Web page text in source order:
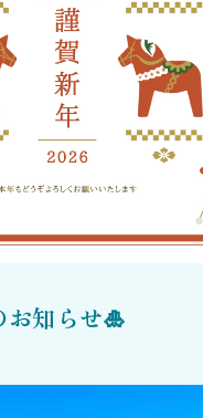
知らせ🎍